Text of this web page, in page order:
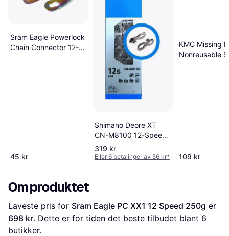
Sram Eagle Powerlock
Chain Connector 12-
45 kr
Shimano Deore XT
CN-M8100 12-Speed
100g
319 kr
Eller 6 betalinger av 56 kr*
KMC Missing
Nonreusable
109 kr
Om produktet
Laveste pris for Sram Eagle PC XX1 12 Speed 250g
698 kr. Dette er for tiden det beste tilbudet blant 6
butikker.